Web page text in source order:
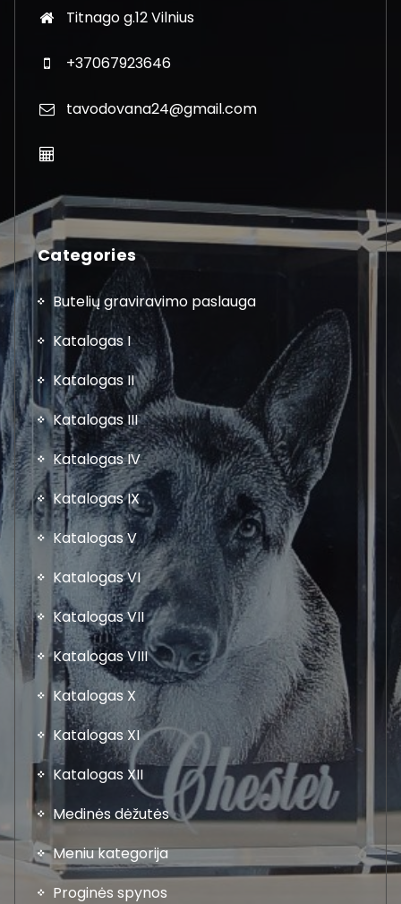
Titnago g.12 Vilnius
+37067923646
tavodovana24@gmail.com
Categories
Butelių graviravimo paslauga
Katalogas I
Katalogas II
Katalogas III
Katalogas IV
Katalogas IX
Katalogas V
Katalogas VI
Katalogas VII
Katalogas VIII
Katalogas X
Katalogas XI
Katalogas XII
Medinės dėžutės
Meniu kategorija
Proginės spynos